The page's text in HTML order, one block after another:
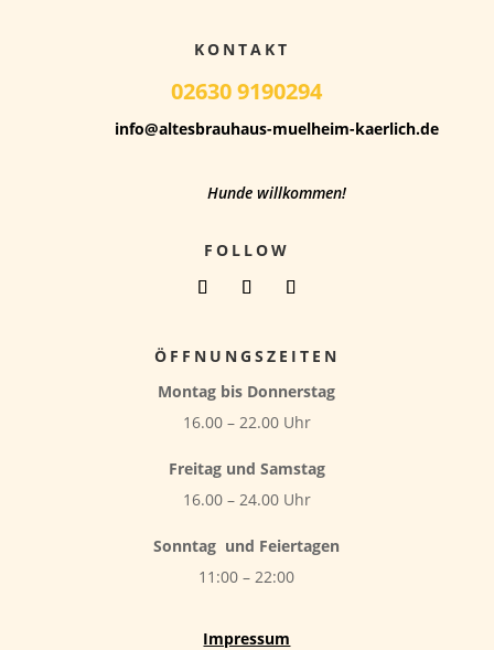
KONTAKT
02630 9190294
info@altesbrauhaus-muelheim-kaerlich.de
Hunde willkommen!
FOLLOW
ÖFFNUNGSZEITEN
Montag bis Donnerstag
16.00 – 22.00 Uhr
Freitag und Samstag
16.00 – 24.00 Uhr
Sonntag und Feiertagen
11:00 – 22:00
Impressum